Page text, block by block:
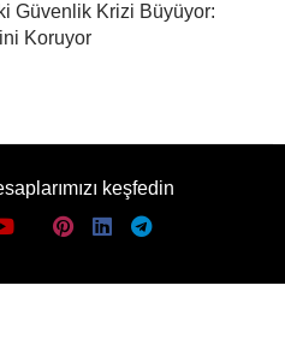
Güvenlik Krizi Büyüyor:
Koruyor
keşfedin